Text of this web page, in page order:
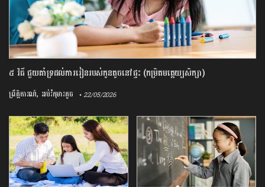
៥​ វិធី​ ​ជួយ​គាំទ្រ​ដល់​ការ​រៀន​របស់​កូន​តូច​នៅ​ផ្ទះ​ ​(​កម្រិត​មត្តេយ្យ​សិក្សា​)
ព្រឹត្តិការណ៍, អប់រំកុមារតូច • 22/05/2026